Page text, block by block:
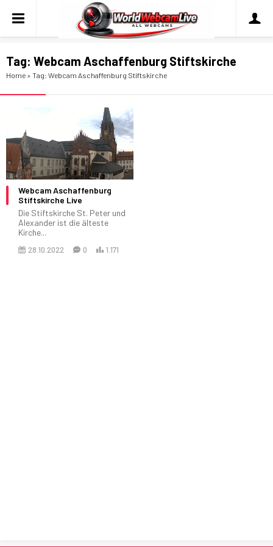
Tag: Webcam Aschaffenburg Stiftskirche
Home » Tag: Webcam Aschaffenburg Stiftskirche
Webcam Aschaffenburg
Stiftskirche Live
Die Stiftskirche St. Peter und
Alexander ist die älteste
Kirche...
28.10.2022 0 1.171